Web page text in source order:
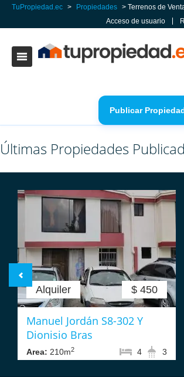
TuPropiedad.ec > Propiedades > Terrenos de
Acceso de usuario
Publicar
Últimas Propiedades
Alquiler $ 450
Manuel Jordán S8-302 Y
Dionisio Bras
Area: 210m2 3
4